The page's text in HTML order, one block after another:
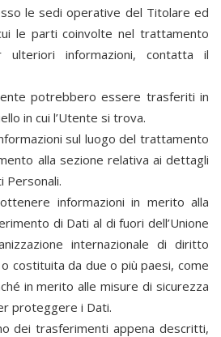
le sedi operative del Titolare ed
le parti coinvolte nel trattamento
ulteriori informazioni, contatta il
potrebbero essere trasferiti in
in cui l’Utente si trova.
sul luogo del trattamento
alla sezione relativa ai dettagli
Personali.
informazioni in merito alla
di Dati al di fuori dell’Unione
internazionale di diritto
costituita da due o più paesi, come
in merito alle misure di sicurezza
proteggere i Dati.
dei trasferimenti appena descritti,